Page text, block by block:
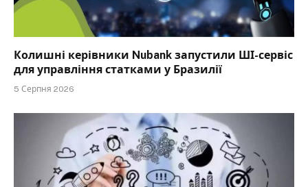
Колишні керівники Nubank запустили ШІ-сервіс
для управління статками у Бразилії
5 Серпня 2026